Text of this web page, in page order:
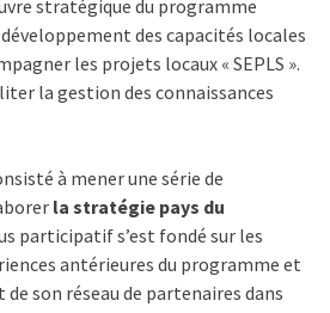
stratégique du programme
des capacités locales
les projets locaux « SEPLS ».
la gestion des connaissances
à mener une série de
la stratégie pays du
participatif s’est fondé sur les
antérieures du programme et
de son réseau de partenaires dans